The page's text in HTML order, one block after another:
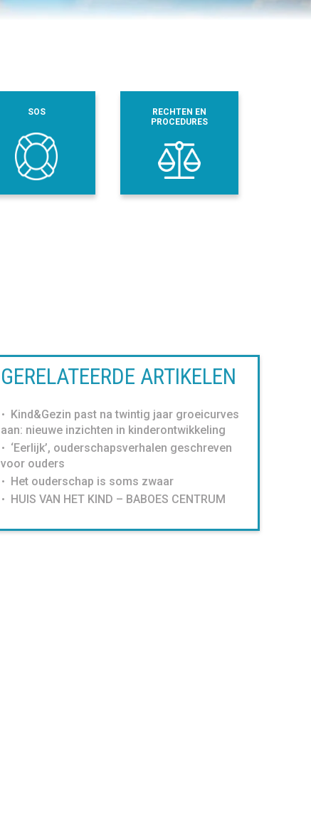
SOS
RECHTEN EN
PROCEDURES
GERELATEERDE ARTIKELEN
Kind&Gezin past na twintig jaar groeicurves
aan: nieuwe inzichten in kinderontwikkeling
‘Eerlijk’, ouderschapsverhalen geschreven
voor ouders
Het ouderschap is soms zwaar
HUIS VAN HET KIND – BABOES CENTRUM